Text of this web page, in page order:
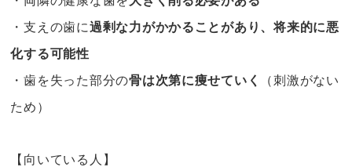
・支えの歯に過剰な力がかかることがあり、将来的に悪
化する可能性
・歯を失った部分の骨は次第に痩せていく
（刺激がない
ため）
【向いている人】